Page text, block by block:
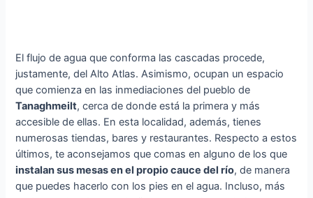
El flujo de agua que conforma las cascadas procede,
justamente, del Alto Atlas. Asimismo, ocupan un espacio
que comienza en las inmediaciones del pueblo de
Tanaghmeilt, cerca de donde está la primera y más
accesible de ellas. En esta localidad, además, tienes
numerosas tiendas, bares y restaurantes. Respecto a estos
últimos, te aconsejamos que comas en alguno de los que
instalan sus mesas en el propio cauce del río, de manera
que puedes hacerlo con los pies en el agua. Incluso, más